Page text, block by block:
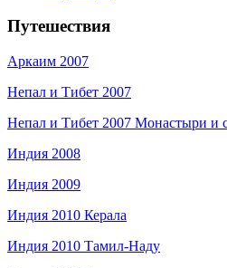
Путешествия
Аркаим 2007
Непал и Тибет 2007
Непал и Тибет 2007 Монастыри и
Индия 2008
Индия 2009
Индия 2010 Керала
Индия 2010 Тамил-Наду